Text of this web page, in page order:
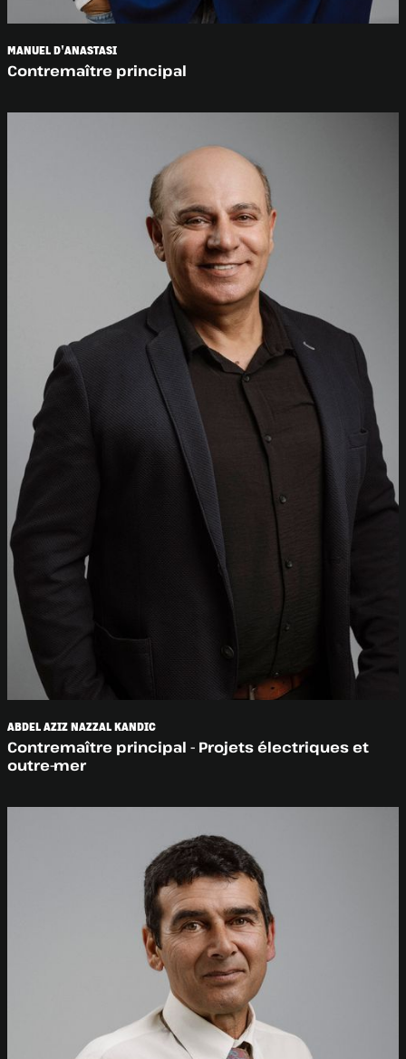
MANUEL D'ANASTASI
Contremaître principal
ABDEL AZIZ NAZZAL KANDIC
Contremaître principal - Projets électriques et
outre-mer